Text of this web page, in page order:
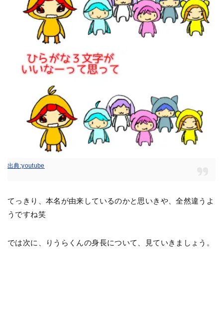
出典:youtube
てっきり、本名が由来しているのかと思いきや、全然違うよ
うですね笑
では次に、りうらくんの身長について、見ていきましょう。